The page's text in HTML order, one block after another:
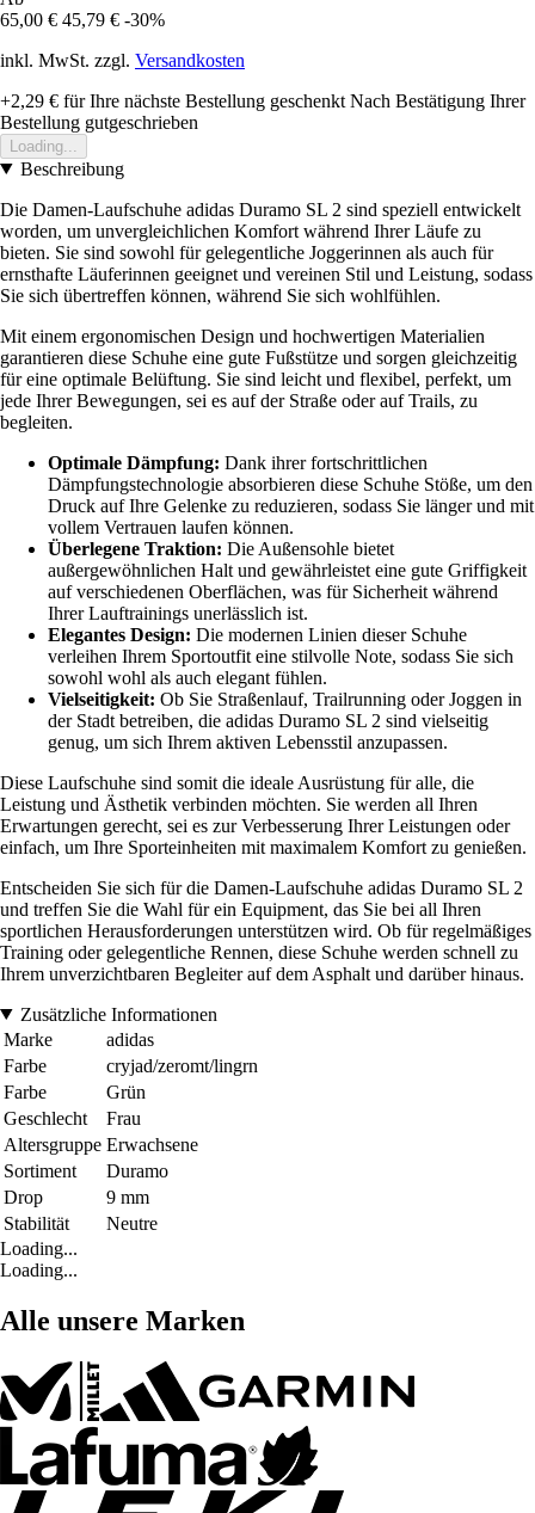
65,00 € 45,79 € -30%
inkl. MwSt. zzgl. Versandkosten
+2,29 € für Ihre nächste Bestellung geschenkt Nach Bestätigung Ihrer
Bestellung gutgeschrieben
Loading...
Beschreibung
Die Damen-Laufschuhe adidas Duramo SL 2 sind speziell entwickelt
worden, um unvergleichlichen Komfort während Ihrer Läufe zu
bieten. Sie sind sowohl für gelegentliche Joggerinnen als auch für
ernsthafte Läuferinnen geeignet und vereinen Stil und Leistung, sodass
Sie sich übertreffen können, während Sie sich wohlfühlen.
Mit einem ergonomischen Design und hochwertigen Materialien
garantieren diese Schuhe eine gute Fußstütze und sorgen gleichzeitig
für eine optimale Belüftung. Sie sind leicht und flexibel, perfekt, um
jede Ihrer Bewegungen, sei es auf der Straße oder auf Trails, zu
begleiten.
Optimale Dämpfung: Dank ihrer fortschrittlichen
Dämpfungstechnologie absorbieren diese Schuhe Stöße, um den
Druck auf Ihre Gelenke zu reduzieren, sodass Sie länger und mit
vollem Vertrauen laufen können.
Überlegene Traktion: Die Außensohle bietet
außergewöhnlichen Halt und gewährleistet eine gute Griffigkeit
auf verschiedenen Oberflächen, was für Sicherheit während
Ihrer Lauftrainings unerlässlich ist.
Elegantes Design: Die modernen Linien dieser Schuhe
verleihen Ihrem Sportoutfit eine stilvolle Note, sodass Sie sich
sowohl wohl als auch elegant fühlen.
Vielseitigkeit: Ob Sie Straßenlauf, Trailrunning oder Joggen in
der Stadt betreiben, die adidas Duramo SL 2 sind vielseitig
genug, um sich Ihrem aktiven Lebensstil anzupassen.
Diese Laufschuhe sind somit die ideale Ausrüstung für alle, die
Leistung und Ästhetik verbinden möchten. Sie werden all Ihren
Erwartungen gerecht, sei es zur Verbesserung Ihrer Leistungen oder
einfach, um Ihre Sporteinheiten mit maximalem Komfort zu genießen.
Entscheiden Sie sich für die Damen-Laufschuhe adidas Duramo SL 2
und treffen Sie die Wahl für ein Equipment, das Sie bei all Ihren
sportlichen Herausforderungen unterstützen wird. Ob für regelmäßiges
Training oder gelegentliche Rennen, diese Schuhe werden schnell zu
Ihrem unverzichtbaren Begleiter auf dem Asphalt und darüber hinaus.
Zusätzliche Informationen
Marke
adidas
Farbe
cryjad/zeromt/lingrn
Farbe
Grün
Geschlecht
Frau
Altersgruppe Erwachsene
Sortiment
Duramo
Drop
9 mm
Stabilität
Neutre
Loading...
Loading...
Alle unsere Marken